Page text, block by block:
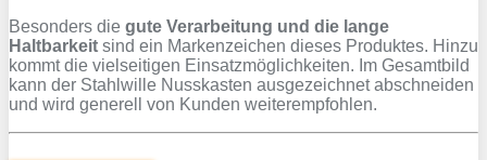
Besonders die gute Verarbeitung und die lange
Haltbarkeit sind ein Markenzeichen dieses Produktes. Hinzu
kommt die vielseitigen Einsatzmöglichkeiten. Im Gesamtbild
kann der Stahlwille Nusskasten ausgezeichnet abschneiden
und wird generell von Kunden weiterempfohlen.